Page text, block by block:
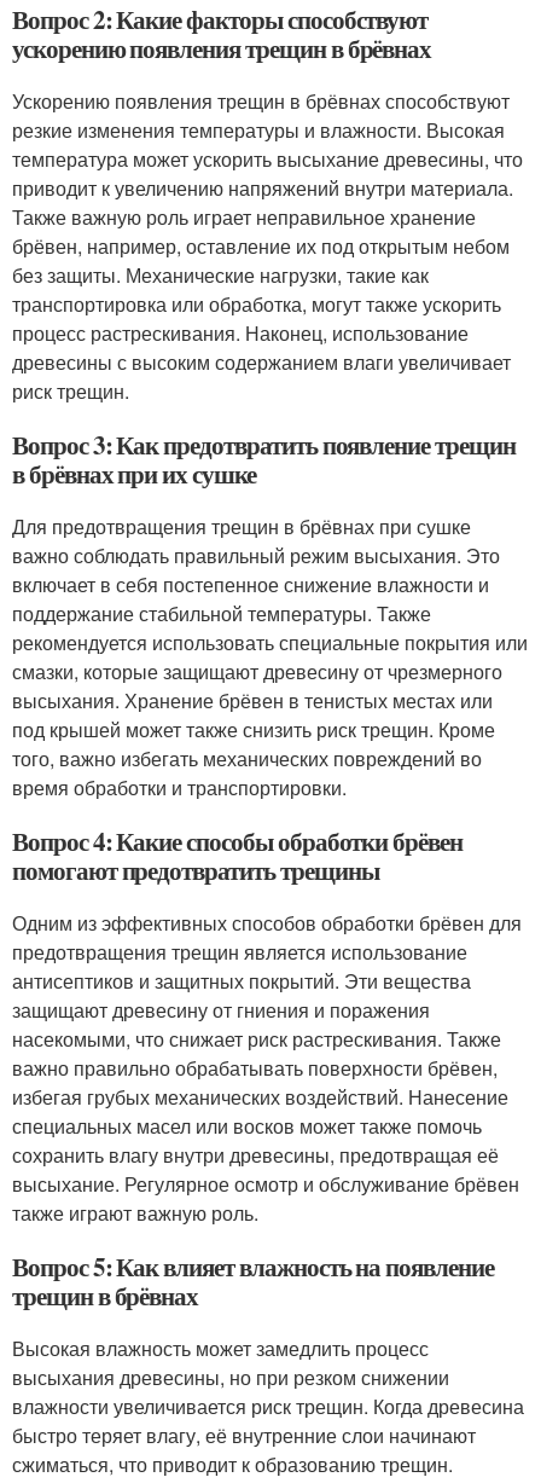
Вопрос 2: Какие факторы способствуют
ускорению появления трещин в брёвнах
Ускорению появления трещин в брёвнах способствуют
резкие изменения температуры и влажности. Высокая
температура может ускорить высыхание древесины, что
приводит к увеличению напряжений внутри материала.
Также важную роль играет неправильное хранение
брёвен, например, оставление их под открытым небом
без защиты. Механические нагрузки, такие как
транспортировка или обработка, могут также ускорить
процесс растрескивания. Наконец, использование
древесины с высоким содержанием влаги увеличивает
риск трещин.
Вопрос 3: Как предотвратить появление трещин
в брёвнах при их сушке
Для предотвращения трещин в брёвнах при сушке
важно соблюдать правильный режим высыхания. Это
включает в себя постепенное снижение влажности и
поддержание стабильной температуры. Также
рекомендуется использовать специальные покрытия или
смазки, которые защищают древесину от чрезмерного
высыхания. Хранение брёвен в тенистых местах или
под крышей может также снизить риск трещин. Кроме
того, важно избегать механических повреждений во
время обработки и транспортировки.
Вопрос 4: Какие способы обработки брёвен
помогают предотвратить трещины
Одним из эффективных способов обработки брёвен для
предотвращения трещин является использование
антисептиков и защитных покрытий. Эти вещества
защищают древесину от гниения и поражения
насекомыми, что снижает риск растрескивания. Также
важно правильно обрабатывать поверхности брёвен,
избегая грубых механических воздействий. Нанесение
специальных масел или восков может также помочь
сохранить влагу внутри древесины, предотвращая её
высыхание. Регулярное осмотр и обслуживание брёвен
также играют важную роль.
Вопрос 5: Как влияет влажность на появление
трещин в брёвнах
Высокая влажность может замедлить процесс
высыхания древесины, но при резком снижении
влажности увеличивается риск трещин. Когда древесина
быстро теряет влагу, её внутренние слои начинают
сжиматься, что приводит к образованию трещин.